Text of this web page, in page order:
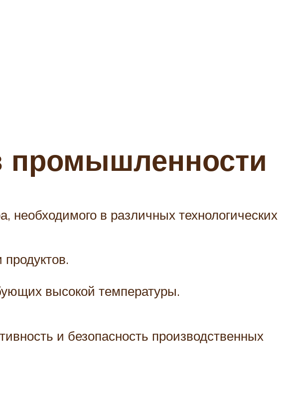
промышленности
необходимого в различных технологических
высокой температуры.
и безопасность производственных